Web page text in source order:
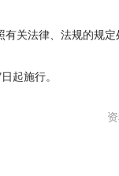
关法律、法规的规定
起施行。